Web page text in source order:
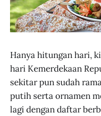
Hanya hitungan hari,
hari Kemerdekaan
sekitar pun sudah
putih serta ornamen
lagi dengan daftar